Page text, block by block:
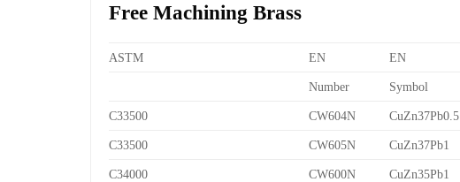
Free Machining Brass
ASTM EN EN
Number Symbol
C33500 CW604N CuZn37Pb0.5
C33500 CW605N CuZn37Pb1
C34000 CW600N CuZn35Pb1